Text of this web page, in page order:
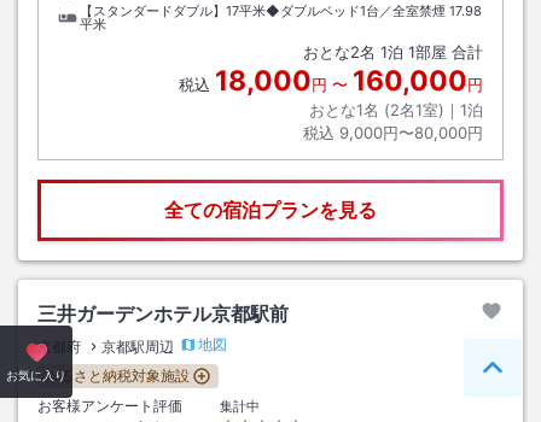
【スタンダードダブル】17平米◆ダブルベッド1台／全室禁煙 17.98
平米
おとな2名 1泊 1部屋 合計
税込 18,000円 〜 160,000円
おとな1名 (2名1室)｜ 1泊
税込 9,000円〜80,000円
全ての宿泊プランを見る
三井ガーデンホテル京都駅前
京都府 京都駅周辺
地図
ふるさと納税対象施設
お客様アンケート評価
集計中
お気に入り ペー